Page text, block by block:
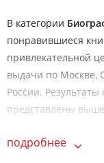
В категории
понравившиеся
привлекательной
выдачи по Москве,
России. Результаты
представлены
подробнее